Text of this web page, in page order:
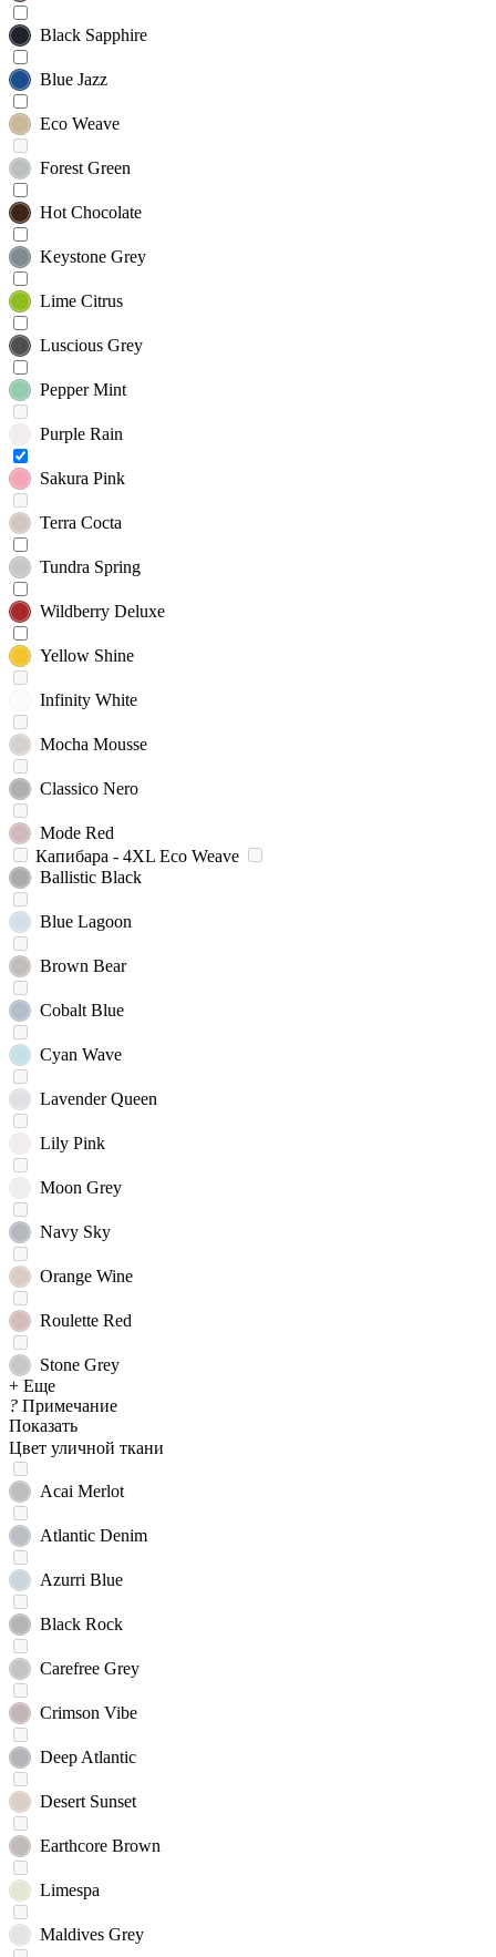
Black Sapphire
Blue Jazz
Eco Weave
Forest Green
Hot Chocolate
Keystone Grey
Lime Citrus
Luscious Grey
Pepper Mint
Purple Rain
Sakura Pink
Terra Cocta
Tundra Spring
Wildberry Deluxe
Yellow Shine
Infinity White
Mocha Mousse
Classico Nero
Mode Red
Капибара - 4XL Eco Weave
Ballistic Black
Blue Lagoon
Brown Bear
Cobalt Blue
Cyan Wave
Lavender Queen
Lily Pink
Moon Grey
Navy Sky
Orange Wine
Roulette Red
Stone Grey
+ Еще
? Примечание
Показать
Цвет уличной ткани
Acai Merlot
Atlantic Denim
Azurri Blue
Black Rock
Carefree Grey
Crimson Vibe
Deep Atlantic
Desert Sunset
Earthcore Brown
Limespa
Maldives Grey